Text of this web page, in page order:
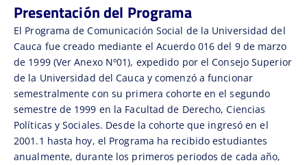
Presentación del Programa
El Programa de Comunicación Social de la Universidad del
Cauca fue creado mediante el Acuerdo 016 del 9 de marzo
de 1999 (Ver Anexo Nº01), expedido por el Consejo Superior
de la Universidad del Cauca y comenzó a funcionar
semestralmente con su primera cohorte en el segundo
semestre de 1999 en la Facultad de Derecho, Ciencias
Políticas y Sociales. Desde la cohorte que ingresó en el
2001.1 hasta hoy, el Programa ha recibido estudiantes
anualmente, durante los primeros periodos de cada año,